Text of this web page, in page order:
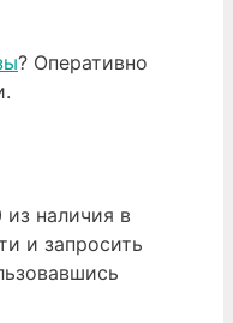
? Оперативно
из наличия в
и запросить